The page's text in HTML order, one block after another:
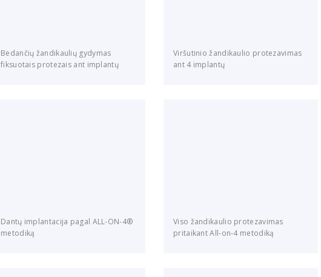
Bedančių žandikaulių gydymas
fiksuotais protezais ant implantų
Viršutinio žandikaulio protezavimas
ant 4 implantų
Dantų implantacija pagal ALL-ON-4®
metodiką
Viso žandikaulio protezavimas
pritaikant All-on-4 metodiką